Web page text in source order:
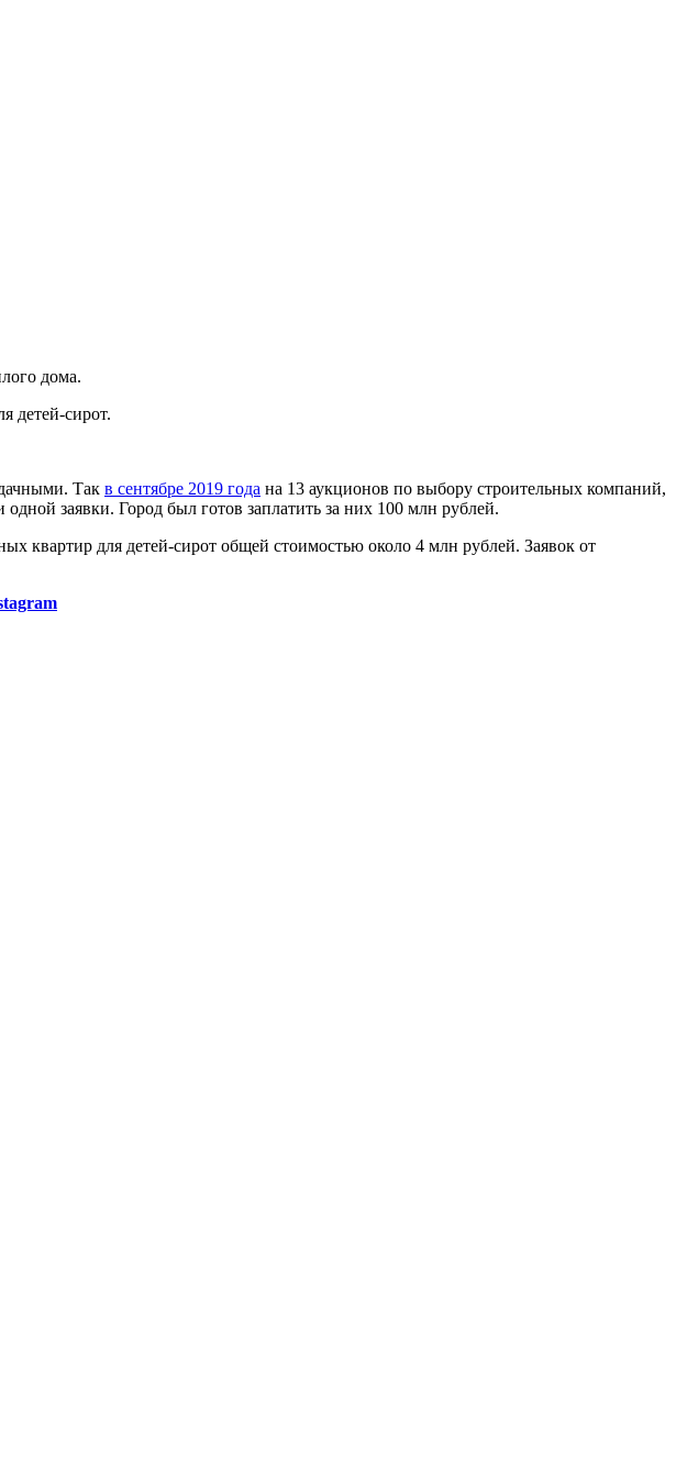
дома.
детей-сирот.
Так в сентябре 2019 года на 13 аукционов по выбору строительных компаний,
заявки. Город был готов заплатить за них 100 млн рублей.
квартир для детей-сирот общей стоимостью около 4 млн рублей. Заявок от